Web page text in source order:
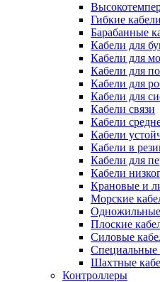
Гибкие
Барабанные
Кабели для
Кабели для
Кабели для
Кабели для
Кабели для
Кабели связи
Кабели
Кабели
Кабели в
Кабели для
Кабели
Крановые и
Морские
Одножильные
Плоские
Силовые
Специальные
Шахтные
Контроллеры